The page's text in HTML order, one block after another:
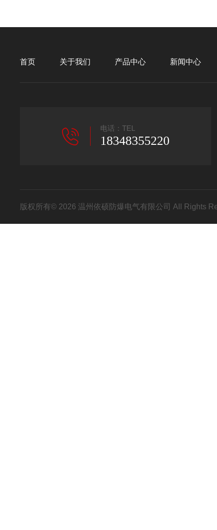
首页 关于我们 产品中心 新闻中心
电话：TEL
18348355220
版权所有© 2026 温州依硕防爆电气有限公司 All Rights